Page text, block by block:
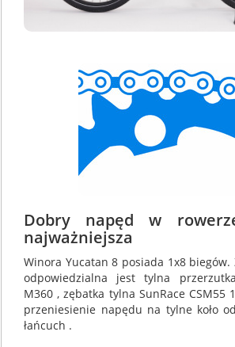
Dobry napęd w
najważniejsza
Winora Yucatan 8 posiada 1x8
odpowiedzialna jest tylna
M360 , zębatka tylna SunRace CSM55
przeniesienie napędu na tylne koło
łańcuch .